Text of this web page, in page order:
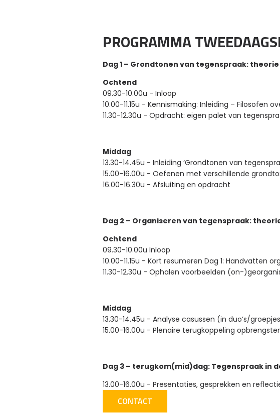
PROGRAMMA
Dag 1 – Grondtonen van tegenspraak:
Ochtend
09.30-10.00u - Inloop
10.00-11.15u - Kennismaking: Inleiding – Filosofen
11.30-12.30u - Opdracht: eigen palet van
Middag
13.30-14.45u - Inleiding ‘Grondtonen van
15.00-16.00u - Oefenen met verschillende
16.00-16.30u - Afsluiting en opdracht
Dag 2 – Organiseren van tegenspraak:
Ochtend
09.30-10.00u Inloop
10.00-11.15u - Kort resumeren Dag 1: Handvatten
11.30-12.30u - Ophalen voorbeelden (on-
Middag
13.30-14.45u - Analyse casussen (in duo’s/
15.00-16.00u - Plenaire terugkoppeling
Dag 3 – terugkom(mid)dag: Tegenspraak in
13.00-16.00u - Presentaties, gesprekken en
CONTACT